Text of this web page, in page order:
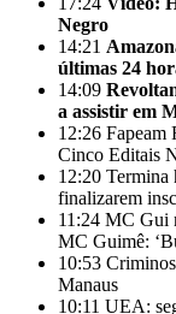
Negro
14:21
últimas 24
14:09
a assistir em
12:26 Fapeam
Cinco Editais
12:20 Termina
finalizarem
11:24 MC Gui
MC Guimê:
10:53
Manaus
10:11 UEA: